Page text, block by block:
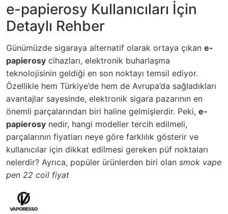
e-papierosy Kullanıcıları İçin
Detaylı Rehber
Günümüzde sigaraya alternatif olarak ortaya çıkan e-
papierosy cihazları, elektronik buharlaşma
teknolojisinin geldiği en son noktayı temsil ediyor.
Özellikle hem Türkiye’de hem de Avrupa’da sağladıkları
avantajlar sayesinde, elektronik sigara pazarının en
önemli parçalarından biri haline gelmişlerdir. Peki, e-
papierosy nedir, hangi modeller tercih edilmeli,
parçalarının fiyatları neye göre farklılık gösterir ve
kullanıcılar için dikkat edilmesi gereken püf noktaları
nelerdir? Ayrıca, popüler ürünlerden biri olan smok vape
pen 22 coil fiyat